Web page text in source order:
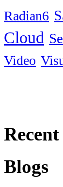
Radian6
Cloud
Video
Blogs